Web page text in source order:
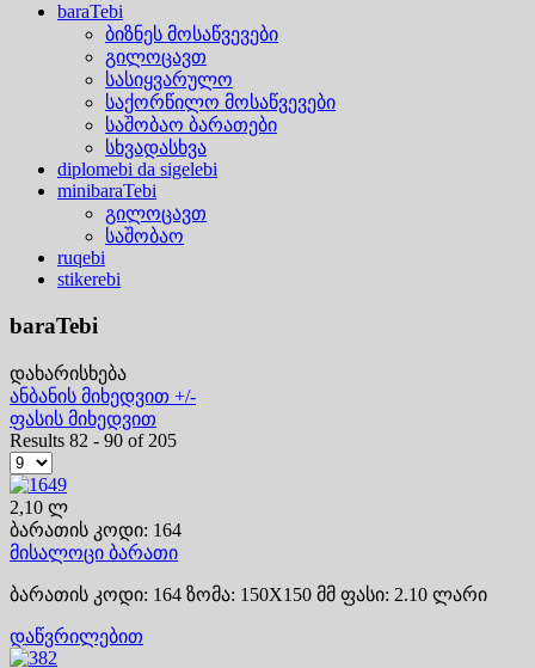
baraTebi
ბიზნეს მოსაწვევები
გილოცავთ
სასიყვარულო
საქორწილო მოსაწვევები
საშობაო ბარათები
სხვადასხვა
diplomebi da sigelebi
minibaraTebi
გილოცავთ
საშობაო
ruqebi
stikerebi
baraTebi
დახარისხება
ანბანის მიხედვით +/-
ფასის მიხედვით
Results 82 - 90 of 205
2,10 ლ
ბარათის კოდი: 164
მისალოცი ბარათი
ბარათის კოდი: 164 ზომა: 150X150 მმ ფასი: 2.10 ლარი
დაწვრილებით